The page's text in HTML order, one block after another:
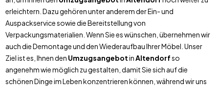
erleichtern. Dazu gehören unter anderem der Ein- und
Auspackservice sowie die Bereitstellung von
Verpackungsmaterialien. Wenn Sie es wünschen, übernehmen wir
auch die Demontage und den Wiederaufbau Ihrer Möbel. Unser
Ziel ist es, Ihnen den UmzugsangebotinAltendorfso
angenehm wie möglich zu gestalten, damit Sie sich auf die
schönen Dinge im Leben konzentrieren können, während wir uns